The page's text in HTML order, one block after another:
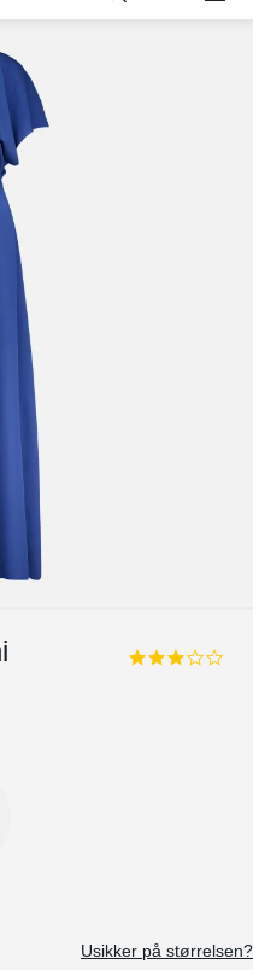
3.0
Usikker på størrelsen?